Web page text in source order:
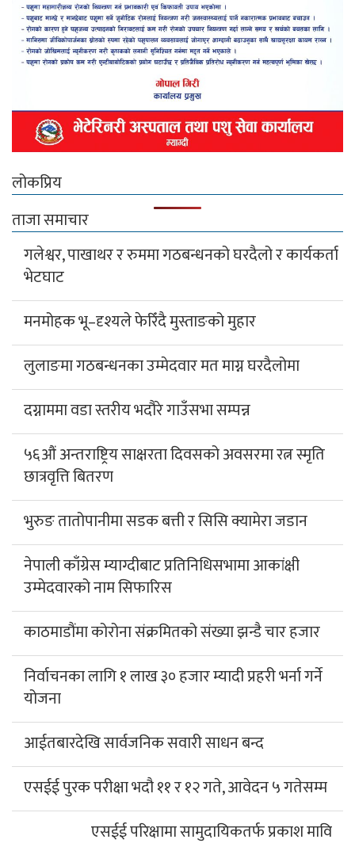
लोकप्रिय
ताजा समाचार
गलेश्वर, पाखाथर र रुममा गठबन्धनको घरदैलो र कार्यकर्ता
भेटघाट
मनमोहक भू–दृश्यले फेरिँदै मुस्ताङको मुहार
लुलाङमा गठबन्धनका उम्मेदवार मत माग्न घरदैलोमा
दग्नाममा वडा स्तरीय भदौरे गाउँसभा सम्पन्न
५६औं अन्तराष्ट्रिय साक्षरता दिवसको अवसरमा रत्न स्मृति
छात्रवृत्ति बितरण
भुरुङ तातोपानीमा सडक बत्ती र सिसि क्यामेरा जडान
नेपाली काँग्रेस म्याग्दीबाट प्रतिनिधिसभामा आकांक्षी
उम्मेदवारको नाम सिफारिस
काठमाडौंमा कोरोना संक्रमितको संख्या झन्डै चार हजार
निर्वाचनका लागि १ लाख ३० हजार म्यादी प्रहरी भर्ना गर्ने
योजना
आईतबारदेखि सार्वजनिक सवारी साधन बन्द
एसईई पुरक परीक्षा भदौ ११ र १२ गते, आवेदन ५ गतेसम्म
एसईई परिक्षामा सामुदायिकतर्फ प्रकाश मावि प्रथम